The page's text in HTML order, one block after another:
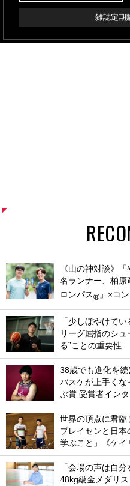
雑誌定期
《山の神対談》
名ランナー、柏原
ロンパス® 」×コ
「少しぼやけて
リーグ屈指のシュ
る”ことの重要性
38歳でも進化を
バスケが上手くな
ぶ賞 受賞者インタ
世界の頂点に君臨
ブレイセンと日本
学ぶこと」《ケイ
「会場の声は自
48kg級金メダリ